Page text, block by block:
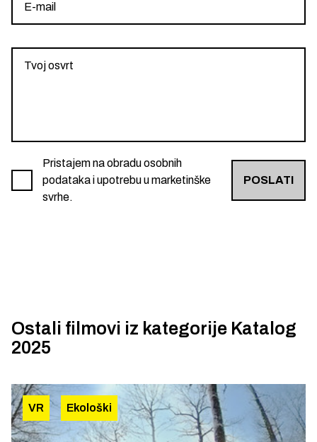
Pristajem na obradu osobnih
podataka i upotrebu u marketinške
svrhe.
POSLATI
Ostali filmovi iz kategorije Katalog
2025
VR Ekološki